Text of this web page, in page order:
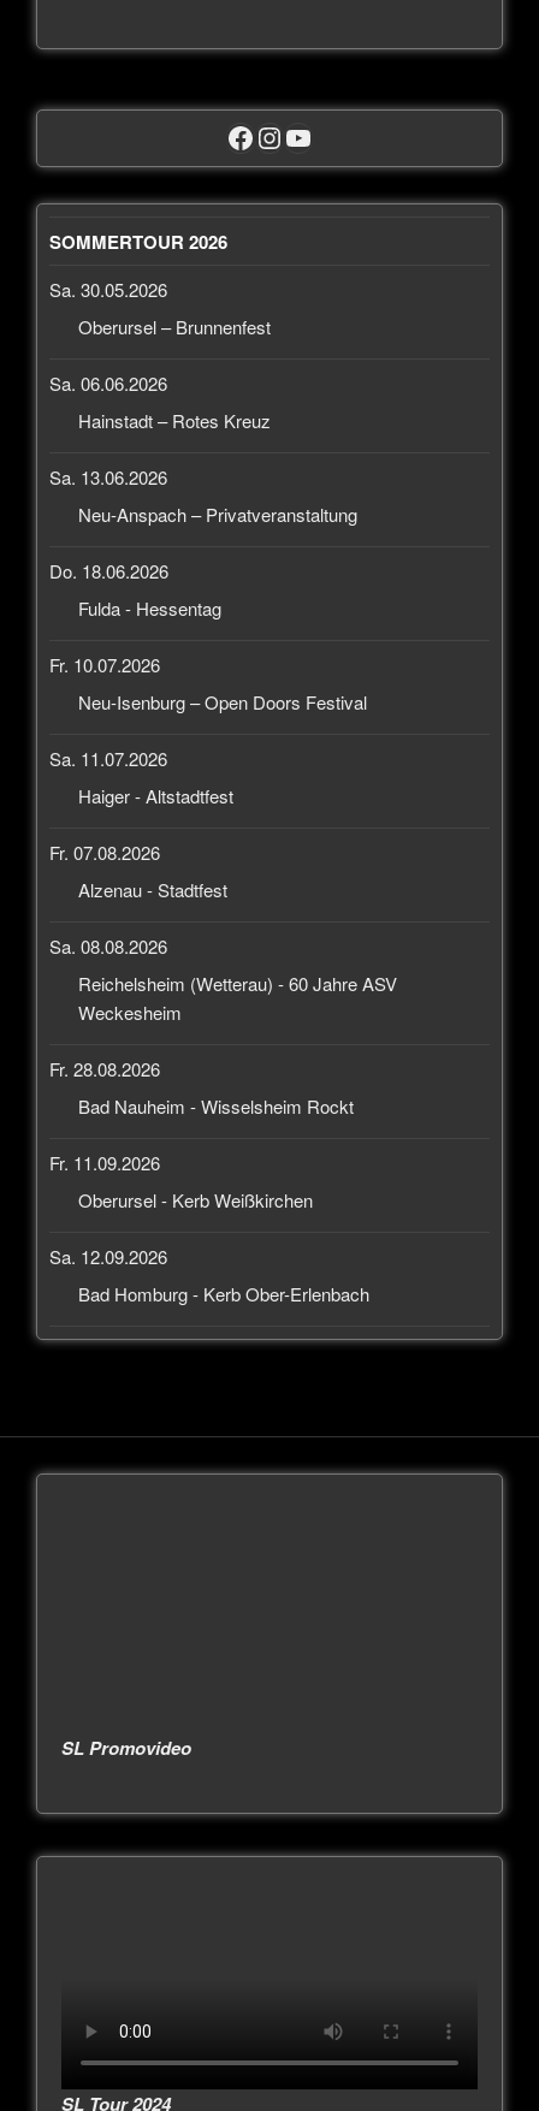
SOMMERTOUR 2026
Sa. 30.05.2026
Oberursel – Brunnenfest
Sa. 06.06.2026
Hainstadt – Rotes Kreuz
Sa. 13.06.2026
Neu-Anspach – Privatveranstaltung
Do. 18.06.2026
Fulda - Hessentag
Fr. 10.07.2026
Neu-Isenburg – Open Doors Festival
Sa. 11.07.2026
Haiger - Altstadtfest
Fr. 07.08.2026
Alzenau - Stadtfest
Sa. 08.08.2026
Reichelsheim (Wetterau) - 60 Jahre ASV
Weckesheim
Fr. 28.08.2026
Bad Nauheim - Wisselsheim Rockt
Fr. 11.09.2026
Oberursel - Kerb Weißkirchen
Sa. 12.09.2026
Bad Homburg - Kerb Ober-Erlenbach
SL Promovideo
SL Tour 2024